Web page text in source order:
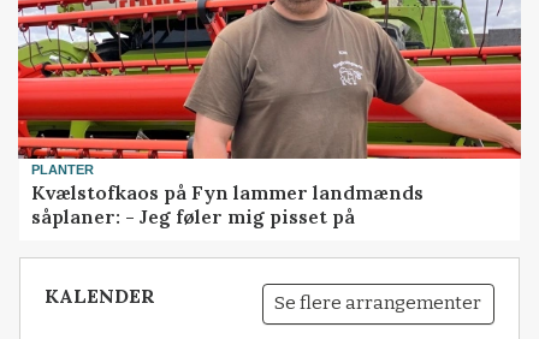
PLANTER
Kvælstofkaos på Fyn lammer landmænds
såplaner: - Jeg føler mig pisset på
KALENDER Se flere arrangementer